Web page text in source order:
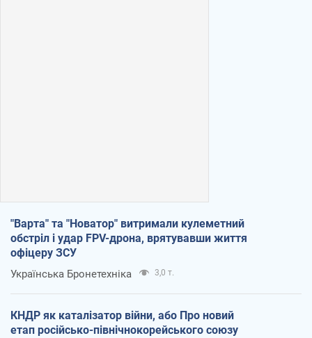
"Варта" та "Новатор" витримали кулеметний
обстріл і удар FPV-дрона, врятувавши життя
офіцеру ЗСУ
Українська Бронетехніка 3,0 т.
КНДР як каталізатор війни, або Про новий
етап російсько-північнокорейського союзу